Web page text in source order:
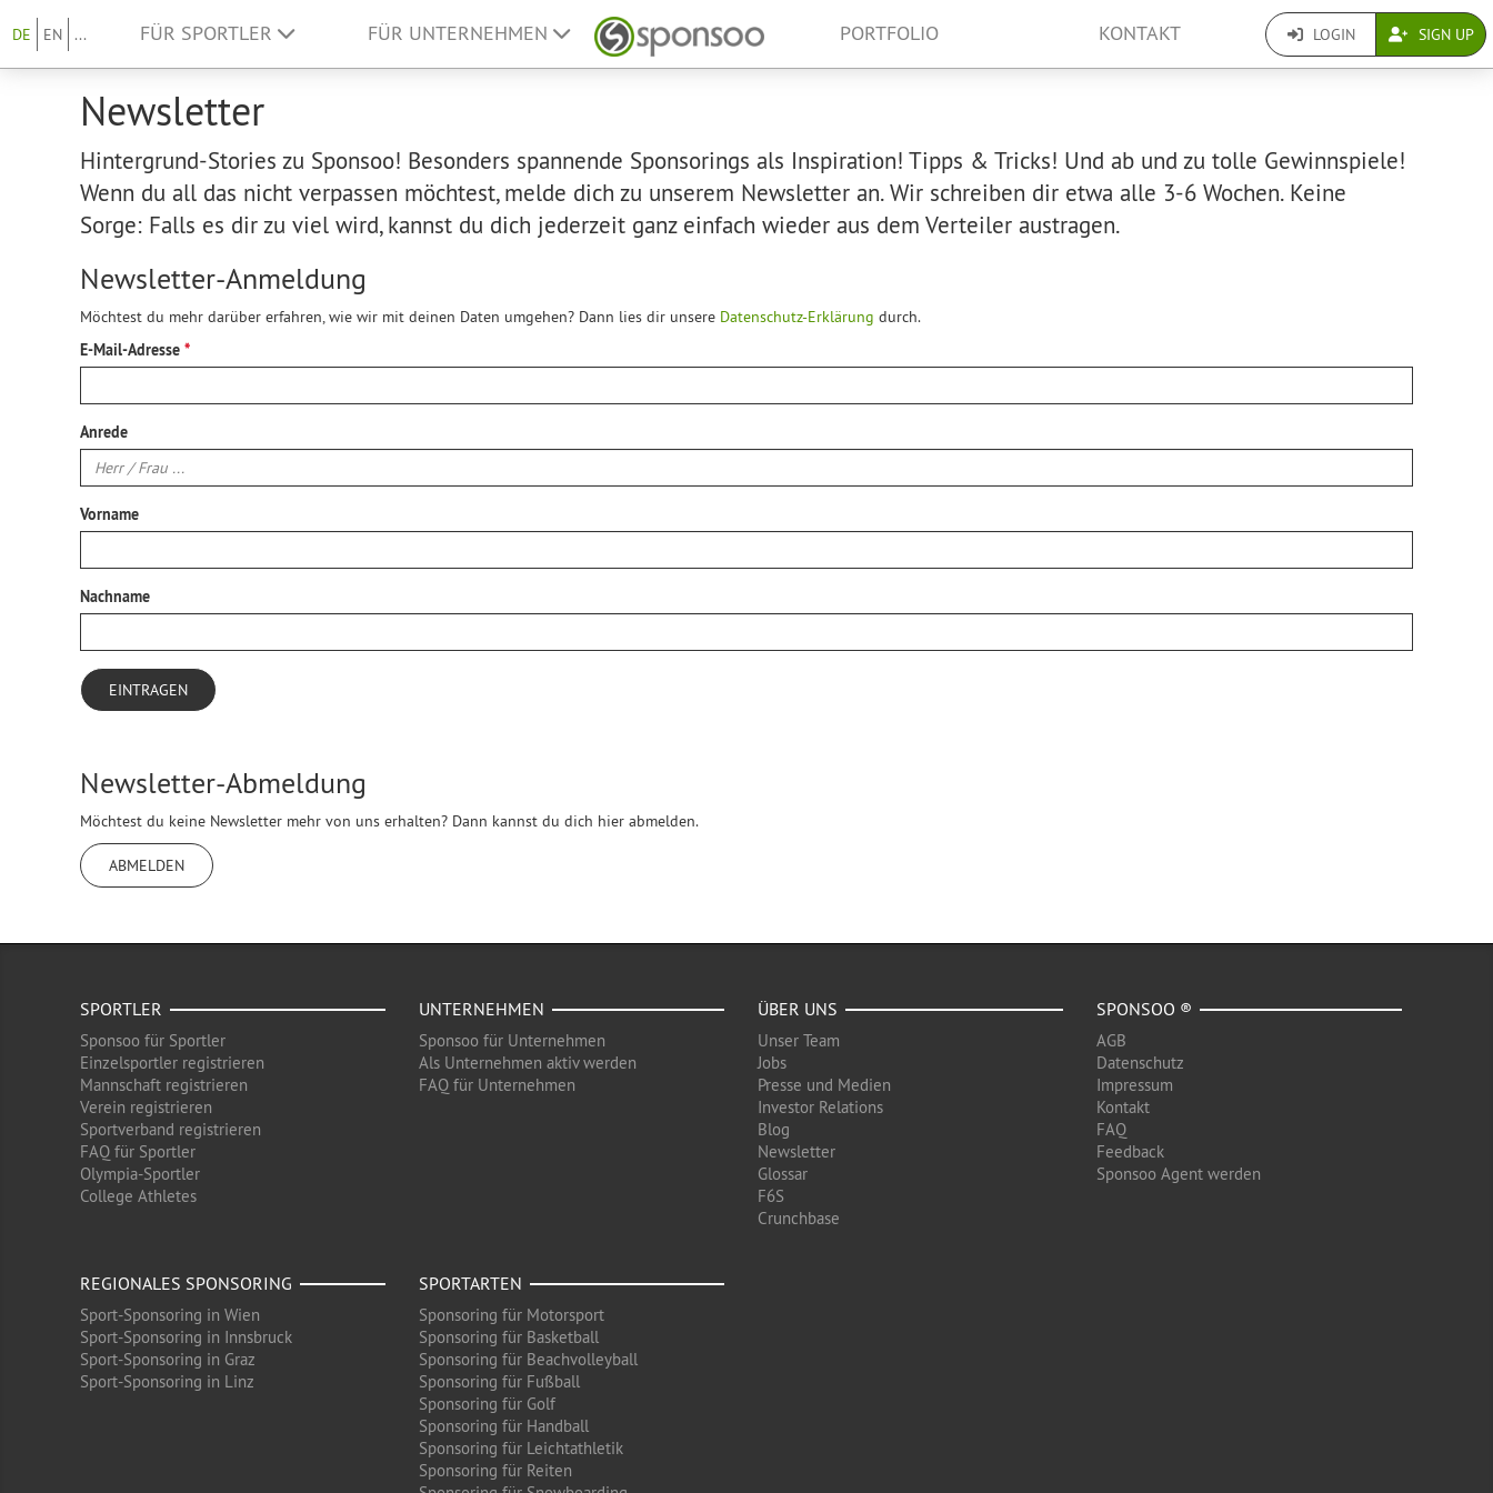
DE EN ... FÜR SPORTLER FÜR UNTERNEHMEN PORTFOLIO KONTAKT LOGIN SIGN UP
Newsletter
Hintergrund-Stories zu Sponsoo! Besonders spannende Sponsorings als Inspiration! Tipps & Tricks! Und ab und zu tolle Gewinnspiele!
Wenn du all das nicht verpassen möchtest, melde dich zu unserem Newsletter an. Wir schreiben dir etwa alle 3-6 Wochen. Keine
Sorge: Falls es dir zu viel wird, kannst du dich jederzeit ganz einfach wieder aus dem Verteiler austragen.
Newsletter-Anmeldung
Möchtest du mehr darüber erfahren, wie wir mit deinen Daten umgehen? Dann lies dir unsere Datenschutz-Erklärung durch.
E-Mail-Adresse
Anrede
Vorname
Nachname
Newsletter-Abmeldung
Möchtest du keine Newsletter mehr von uns erhalten? Dann kannst du dich hier abmelden.
ABMELDEN
SPORTLER
Sponsoo für Sportler
Einzelsportler registrieren
Mannschaft registrieren
Verein registrieren
Sportverband registrieren
FAQ für Sportler
Olympia-Sportler
College Athletes
UNTERNEHMEN
Sponsoo für Unternehmen
Als Unternehmen aktiv werden
FAQ für Unternehmen
ÜBER UNS
Unser Team
Jobs
Presse und Medien
Investor Relations
Blog
Newsletter
Glossar
F6S
Crunchbase
SPONSOO ®
AGB
Datenschutz
Impressum
Kontakt
FAQ
Feedback
Sponsoo Agent werden
REGIONALES SPONSORING
Sport-Sponsoring in Wien
Sport-Sponsoring in Innsbruck
Sport-Sponsoring in Graz
Sport-Sponsoring in Linz
SPORTARTEN
Sponsoring für Motorsport
Sponsoring für Basketball
Sponsoring für Beachvolleyball
Sponsoring für Fußball
Sponsoring für Golf
Sponsoring für Handball
Sponsoring für Leichtathletik
Sponsoring für Reiten